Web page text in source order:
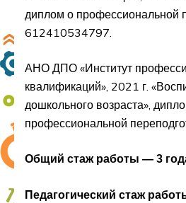
диплом о профессиональной
612410534797.
АНО ДПО «Институт
квалификаций», 2021 г.
дошкольного возраста»,
профессиональной
Общий стаж работы — 3
Педагогический стаж